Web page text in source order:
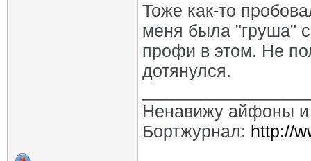
Тоже как-то
меня была "груша"
профи в этом. Не
дотянулся.
Ненавижу айфоны
Бортжурнал: http://